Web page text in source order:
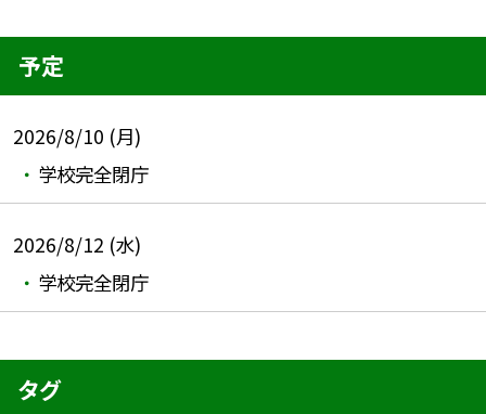
予定
2026/8/10 (月)
学校完全閉庁
2026/8/12 (水)
学校完全閉庁
タグ